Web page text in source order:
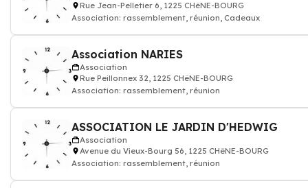
Rue Jean-Pelletier 6, 1225 CHêNE-BOURG
Association: rassemblement, réunion, Cadeaux
Association NARIES
Association
Rue Peillonnex 32, 1225 CHêNE-BOURG
Association: rassemblement, réunion
ASSOCIATION LE JARDIN D'HEDWIG
Association
Avenue du Vieux-Bourg 56, 1225 CHêNE-BOURG
Association: rassemblement, réunion